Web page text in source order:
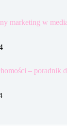
marketing w
– poradnik